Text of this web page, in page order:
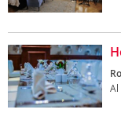
Al